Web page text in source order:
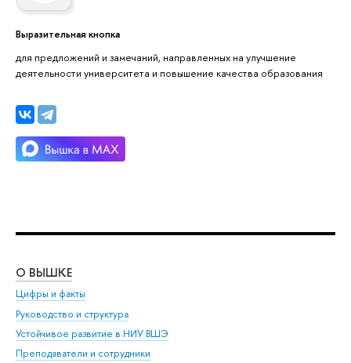
Выразительная кнопка
для предложений и замечаний, направленных на улучшение
деятельности университета и повышение качества образования
О ВЫШКЕ
Цифры и факты
Руководство и структура
Устойчивое развитие в НИУ ВШЭ
Преподаватели и сотрудники